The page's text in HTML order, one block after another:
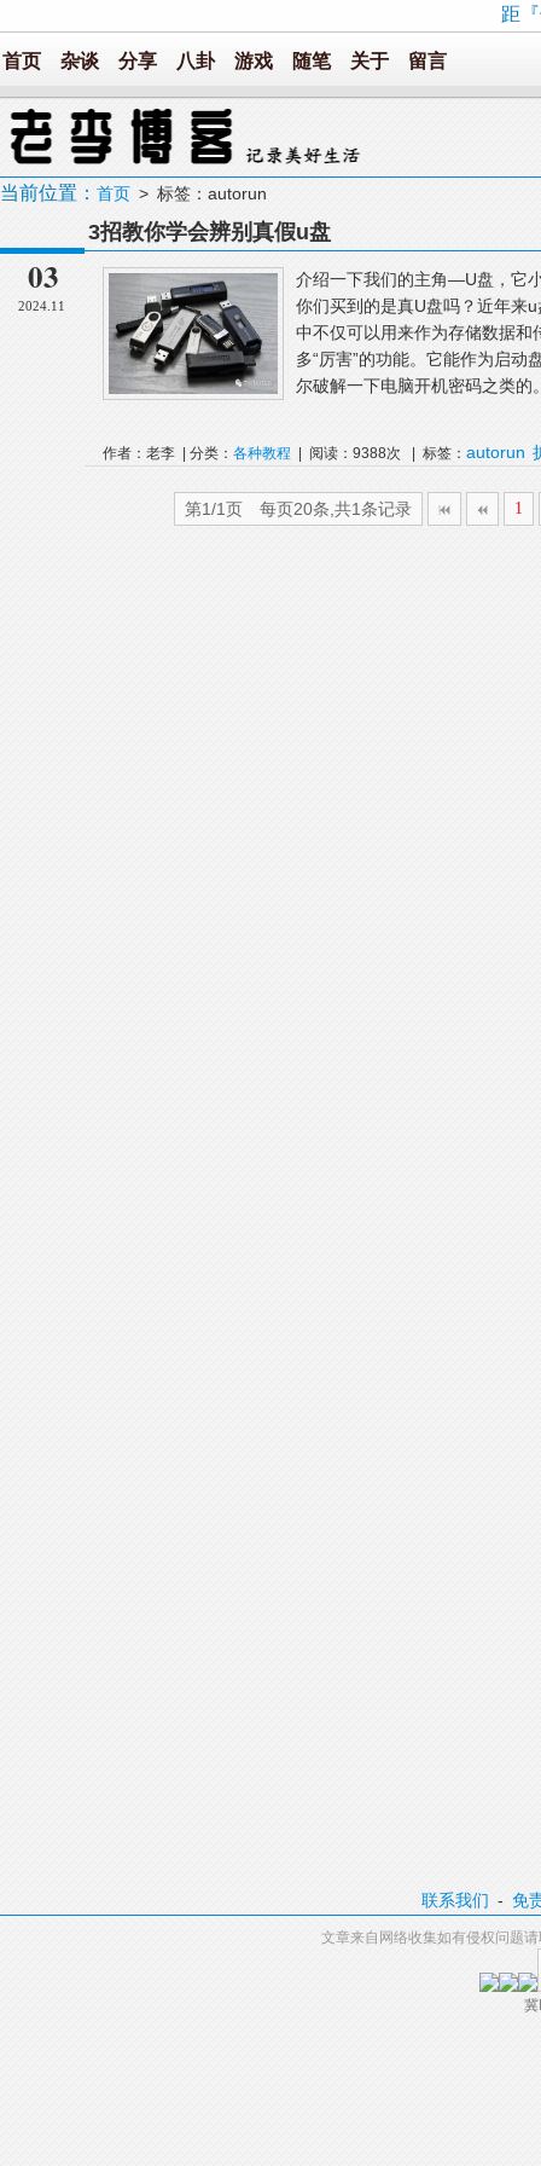
距
首页 杂谈 分享 八卦 游戏 随笔 关于 留言
当前位置： 首页 > 标签：autorun
03
2024.11
3招教你学会辨别真假u盘
介绍一下我们的主角—U盘，它
你们买到的是真U盘吗？近年来
中不仅可以用来作为存储数据
多“厉害”的功能。它能作为启动
尔破解一下电脑开机密码之类
作者：老李 | 分类： 各种教程 | 阅读：9388次 | 标签： autorun
第1/1页 每页20条,共1条记录 1
联系我们 -免
文章来自网络收集如有侵权问题